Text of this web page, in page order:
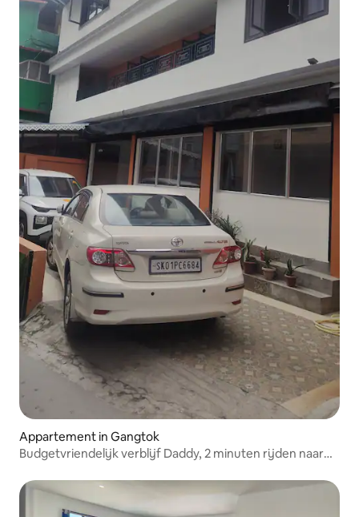
Appartement in Gangtok
Budgetvriendelijk verblijf Daddy, 2 minuten rijden naar